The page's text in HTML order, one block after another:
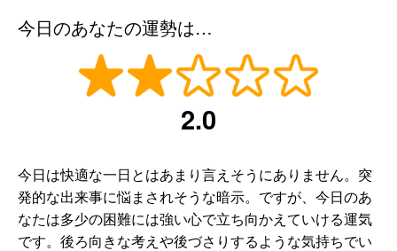
今日のあなたの運勢は…
2.0
今日は快適な一日とはあまり言えそうにありません。突
発的な出来事に悩まされそうな暗示。ですが、今日のあ
なたは多少の困難には強い心で立ち向かえていける運気
です。後ろ向きな考えや後づさりするような気持ちでい